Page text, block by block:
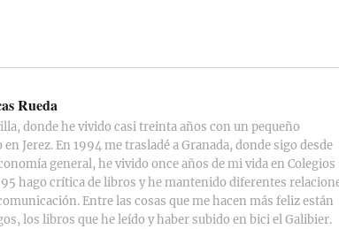
Rueda
donde he vivido casi treinta años con un pequeño
Jerez. En 1994 me trasladé a Granada, donde sigo desde
general, he vivido once años de mi vida en Colegios
hago crítica de libros y he mantenido diferentes
Entre las cosas que me hacen más feliz están
los libros que he leído y haber subido en bici el Galibier.